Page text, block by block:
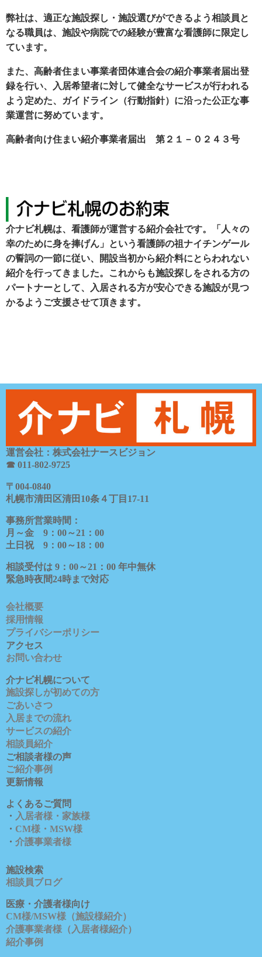
弊社は、適正な施設探し・施設選びができるよう相談員と
なる職員は、施設や病院での経験が豊富な看護師に限定し
ています。
また、高齢者住まい事業者団体連合会の紹介事業者届出登
録を行い、入居希望者に対して健全なサービスが行われる
よう定めた、ガイドライン（行動指針）に沿った公正な事
業運営に努めています。
高齢者向け住まい紹介事業者届出 第２１－０２４３号
介ナビ札幌は、看護師が運営する紹介会社です。「人々の
幸のために身を捧げん」という看護師の祖ナイチンゲール
の誓詞の一節に従い、開設当初から紹介料にとらわれない
紹介を行ってきました。これからも施設探しをされる方の
パートナーとして、入居される方が安心できる施設が見つ
かるようご支援させて頂きます。
運営会社：株式会社ナースビジョン
☎ 011-802-9725
〒 004-0840
札幌市清田区清田 10条４丁目 17-11
事務所営業時間：
月～金 9 ： 00～21 ： 00
土日祝 9 ： 00～18 ： 00
相談受付は 9 ： 00～21 ： 00 年中無休
緊急時夜間24時まで対応
会社概要
採用情報
プライバシーポリシー
アクセス
お問い合わせ
介ナビ札幌について
施設探しが初めての方
ごあいさつ
入居までの流れ
サービスの紹介
相談員紹介
ご相談者様の声
ご紹介事例
更新情報
よくあるご質問
・ 入居者様・家族様
・ CM様・MSW様
・ 介護事業者様
施設検索
相談員ブログ
医療・介護者様向け
CM様/MSW様（施設様紹介）
介護事業者様（入居者様紹介）
紹介事例